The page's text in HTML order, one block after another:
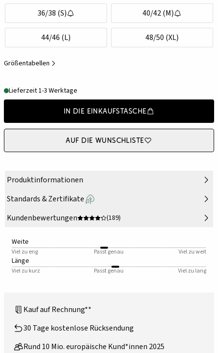
36/38 (S) 40/42 (M)
44/46 (L) 48/50 (XL)
Größentabellen
Lieferzeit 1-3 Werktage
In die Einkaufstasche
Auf die Wunschliste
Produktinformationen
Standards & Zertifikate
Kundenbewertungen
(189)
Weite
Viel zu eng Passt genau Viel zu weit
Länge
Viel zu kurz Passt genau Viel zu lang
Kauf auf Rechnung**
30 Tage kostenlose Rücksendung
Rund 10 Mio. europäische Kund*innen 2025